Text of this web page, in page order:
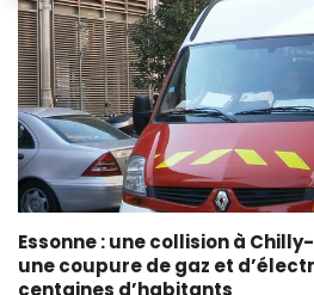
Essonne : une collision à
une coupure de gaz et
centaines d’habitants